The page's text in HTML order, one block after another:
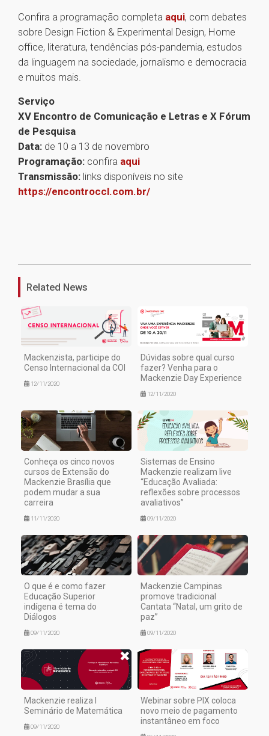
Confira a programação completa aqui, com debates
sobre Design Fiction & Experimental Design, Home
office, literatura, tendências pós-pandemia, estudos
da linguagem na sociedade, jornalismo e democracia
e muitos mais.
Serviço
XV Encontro de Comunicação e Letras e X Fórum
de Pesquisa
Data: de 10 a 13 de novembro
Programação: confira aqui
Transmissão: links disponíveis no site
https://encontroccl.com.br/
Related News
Mackenzista, participe do
Censo Internacional da COI
12/11/2020
Dúvidas sobre qual curso
fazer? Venha para o
Mackenzie Day Experience
12/11/2020
Conheça os cinco novos
cursos de Extensão do
Mackenzie Brasília que
podem mudar a sua
carreira
11/11/2020
Sistemas de Ensino
Mackenzie realizam live
“Educação Avaliada:
reflexões sobre processos
avaliativos”
09/11/2020
O que é e como fazer
Educação Superior
indígena é tema do
Diálogos
09/11/2020
Mackenzie Campinas
promove tradicional
Cantata “Natal, um grito de
paz”
09/11/2020
Mackenzie realiza I
Seminário de Matemática
09/11/2020
Webinar sobre PIX coloca
novo meio de pagamento
instantâneo em foco